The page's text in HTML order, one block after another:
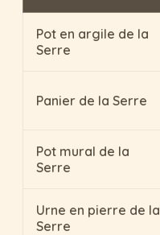
Pot en argile de la
Serre
Panier de la Serre
Pot mural de la
Serre
Urne en pierre de la
Serre